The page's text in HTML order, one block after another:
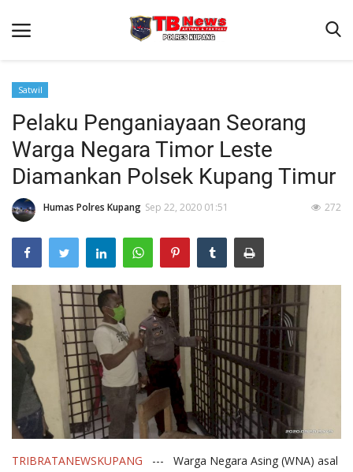
Beranda
Terms & Conditions
Reskrim
Binkam
Giat Ops
Lantas
Jurnal Kamtibmas
Satwil
Satwil
Pelaku Penganiayaan Seorang
Warga Negara Timor Leste
Diamankan Polsek Kupang Timur
Humas Polres Kupang Sep 22, 2020 01:51 272
TRIBRATANEWSKUPANG
--- Warga Negara Asing (WNA) asal